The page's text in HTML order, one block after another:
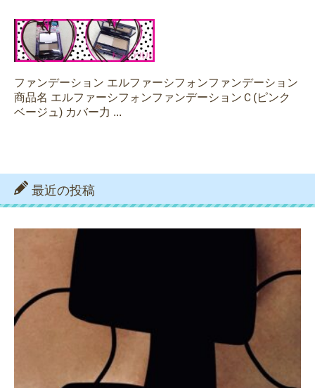
ファンデーション エルファーシフォンファンデーション
商品名 エルファーシフォンファンデーションＣ(ピンク
ベージュ) カバー力 ...
最近の投稿